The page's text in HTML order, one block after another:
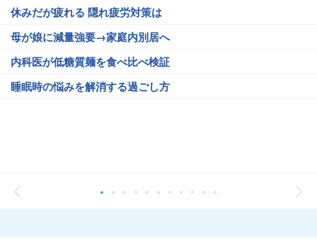
休みだが疲れる 隠れ疲労対策は
母が娘に減量強要→家庭内別居へ
内科医が低糖質麺を食べ比べ検証
睡眠時の悩みを解消する過ごし方